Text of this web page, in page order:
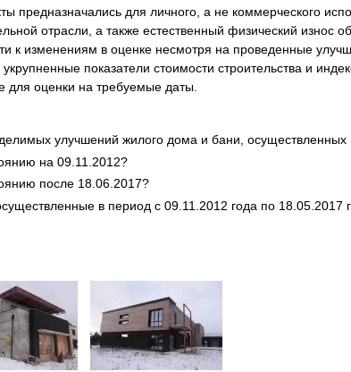
предназначались для личного, а не коммерческого
отрасли, а также естественный физический износ
к изменениям в оценке несмотря на проведенные
показатели стоимости строительства и
для оценки на требуемые даты.
улучшений жилого дома и бани,
на 09.11.2012?
после 18.06.2017?
в период с 09.11.2012 года по 18.05.2017